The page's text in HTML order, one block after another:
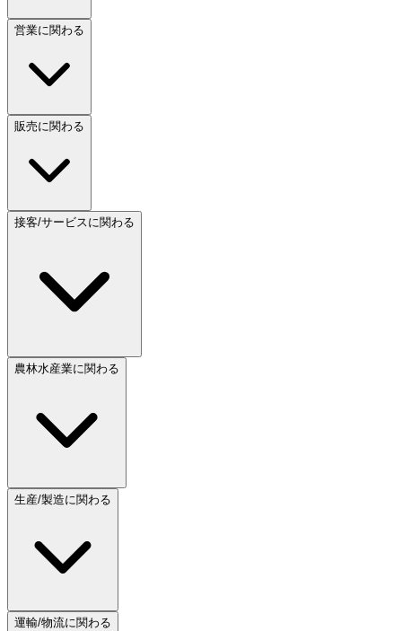
営業に関わる
販売に関わる
接客/サービスに関わる
農林水産業に関わる
生産/製造に関わる
運輸/物流に関わる